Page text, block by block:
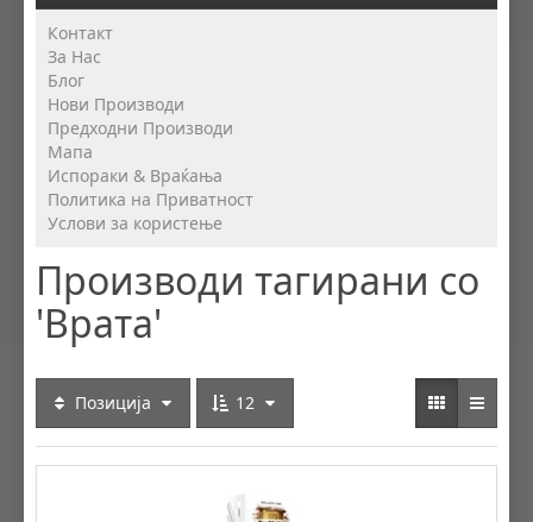
Контакт
За Нас
Блог
Нови Производи
Предходни Производи
Мапа
Испораки & Враќања
Политика на Приватност
Услови за користење
Производи тагирани со
'Врата'
Позиција 12